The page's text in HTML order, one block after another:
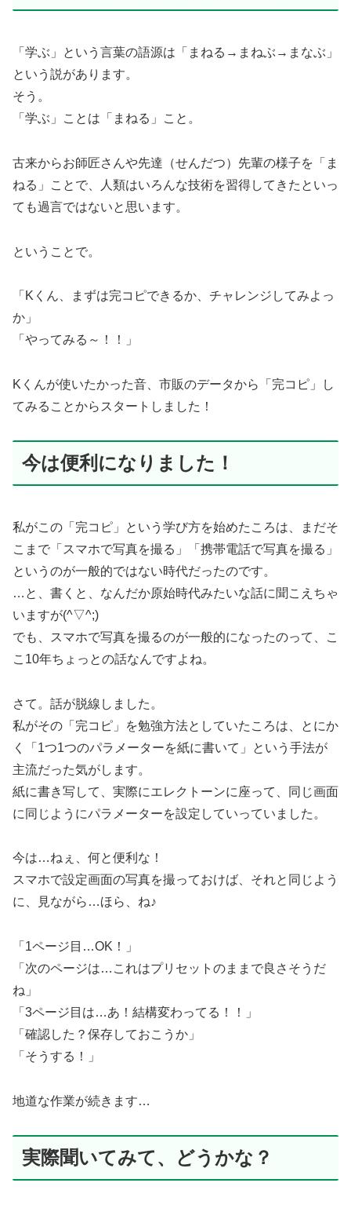
「学ぶ」という言葉の語源は「まねる→まねぶ→まなぶ」
という説があります。
そう。
「学ぶ」ことは「まねる」こと。
古来からお師匠さんや先達（せんだつ）先輩の様子を「ま
ねる」ことで、人類はいろんな技術を習得してきたといっ
ても過言ではないと思います。
ということで。
「Kくん、まずは完コピできるか、チャレンジしてみよっ
か」
「やってみる～！！」
Kくんが使いたかった音、市販のデータから「完コピ」し
てみることからスタートしました！
今は便利になりました！
私がこの「完コピ」という学び方を始めたころは、まだそ
こまで「スマホで写真を撮る」「携帯電話で写真を撮る」
というのが一般的ではない時代だったのです。
…と、書くと、なんだか原始時代みたいな話に聞こえちゃ
いますが(^▽^;)
でも、スマホで写真を撮るのが一般的になったのって、こ
こ10年ちょっとの話なんですよね。
さて。話が脱線しました。
私がその「完コピ」を勉強方法としていたころは、とにか
く「1つ1つのパラメーターを紙に書いて」という手法が
主流だった気がします。
紙に書き写して、実際にエレクトーンに座って、同じ画面
に同じようにパラメーターを設定していっていました。
今は…ねぇ、何と便利な！
スマホで設定画面の写真を撮っておけば、それと同じよう
に、見ながら…ほら、ね♪
「1ページ目…OK！」
「次のページは…これはプリセットのままで良さそうだ
ね」
「3ページ目は…あ！結構変わってる！！」
「確認した？保存しておこうか」
「そうする！」
地道な作業が続きます…
実際聞いてみて、どうかな？